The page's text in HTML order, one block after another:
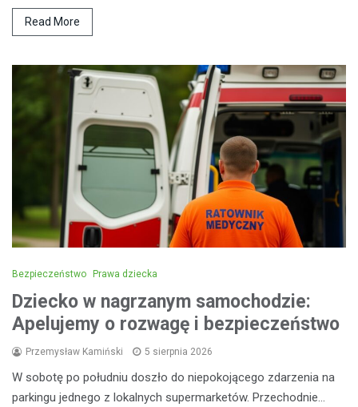
Read More
Bezpieczeństwo Prawa dziecka
Dziecko w nagrzanym samochodzie:
Apelujemy o rozwagę i bezpieczeństwo
Przemysław Kamiński 5 sierpnia 2026
W sobotę po południu doszło do niepokojącego zdarzenia na
parkingu jednego z lokalnych supermarketów. Przechodnie…